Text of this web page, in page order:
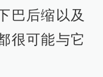
巴后缩以及
很可能与它